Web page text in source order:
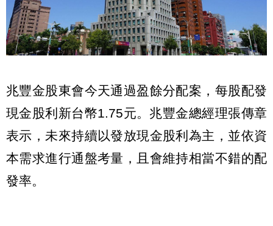
兆豐金股東會今天通過盈餘分配案，每股配發
現金股利新台幣1.75元。兆豐金總經理張傳章
表示，未來持續以發放現金股利為主，並依資
本需求進行通盤考量，且會維持相當不錯的配
發率。